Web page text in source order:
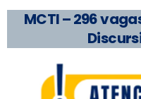
MCTI – 296